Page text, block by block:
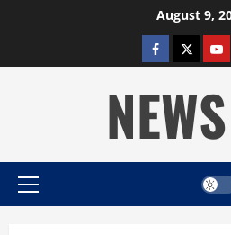
August 9,
facebooktwitter
Primary